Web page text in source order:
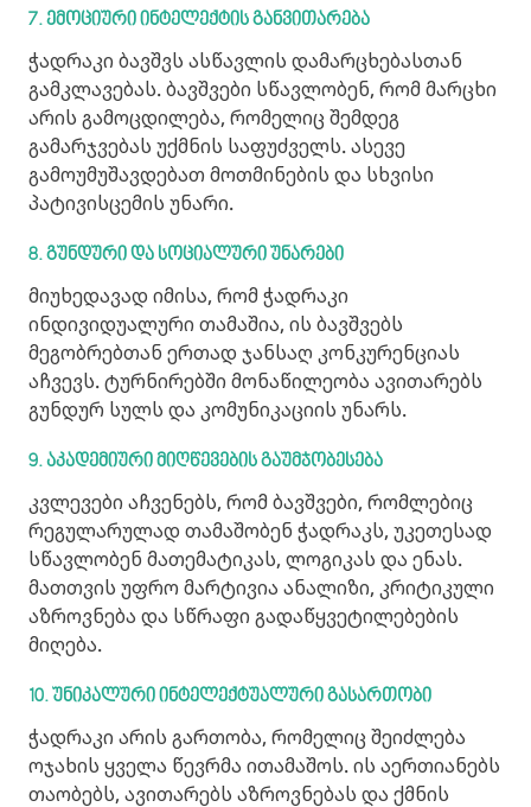
7. ემოციურიინტელექტისგანვითარება
ჭადრაკი ბავშვს ასწავლის დამარცხებასთან
გამკლავებას. ბავშვები სწავლობენ, რომ მარცხი
არის გამოცდილება, რომელიც შემდეგ
გამარჯვებას უქმნის საფუძველს. ასევე
გამოუმუშავდებათ მოთმინების და სხვისი
პატივისცემის უნარი.
8. გუნდურიდა სოციალური უნარები
მიუხედავად იმისა, რომ ჭადრაკი
ინდივიდუალური თამაშია, ის ბავშვებს
მეგობრებთან ერთად ჯანსაღ კონკურენციას
აჩვევს. ტურნირებში მონაწილეობა ავითარებს
გუნდურ სულს და კომუნიკაციის უნარს.
9. აკადემიურიმიღწევებისგაუმჯობესება
კვლევები აჩვენებს, რომ ბავშვები, რომლებიც
რეგულარულად თამაშობენ ჭადრაკს, უკეთესად
სწავლობენ მათემატიკას, ლოგიკას და ენას.
მათთვის უფრო მარტივია ანალიზი, კრიტიკული
აზროვნება და სწრაფი გადაწყვეტილებების
მიღება.
10. უნიკალურიინტელექტუალურიგასართობი
ჭადრაკი არის გართობა, რომელიც შეიძლება
ოჯახის ყველა წევრმა ითამაშოს. ის აერთიანებს
თაობებს, ავითარებს აზროვნებას და ქმნის